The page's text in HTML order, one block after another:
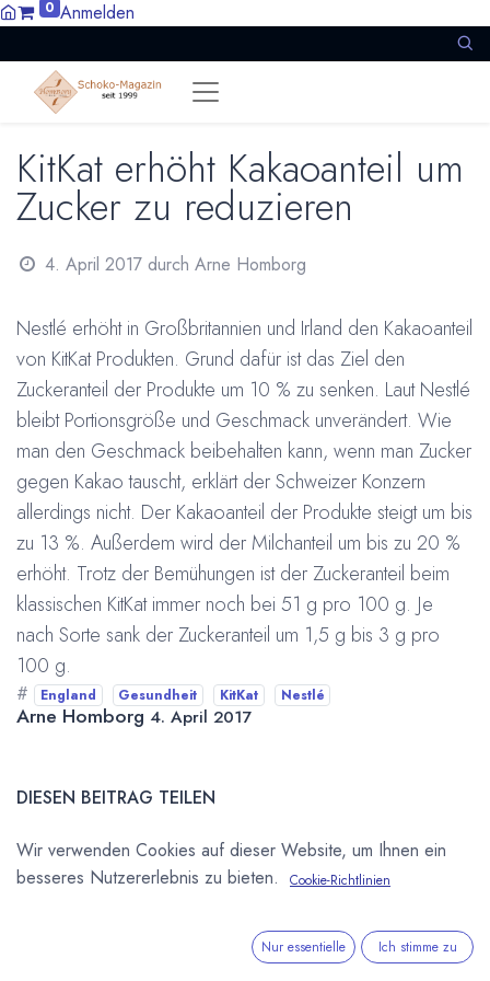
0 Anmelden
KitKat erhöht Kakaoanteil um
Zucker zu reduzieren
4. April 2017 durch Arne Homborg
Nestlé erhöht in Großbritannien und Irland den Kakaoanteil
von KitKat Produkten. Grund dafür ist das Ziel den
Zuckeranteil der Produkte um 10 % zu senken. Laut Nestlé
bleibt Portionsgröße und Geschmack unverändert. Wie
man den Geschmack beibehalten kann, wenn man Zucker
gegen Kakao tauscht, erklärt der Schweizer Konzern
allerdings nicht. Der Kakaoanteil der Produkte steigt um bis
zu 13 %. Außerdem wird der Milchanteil um bis zu 20 %
erhöht. Trotz der Bemühungen ist der Zuckeranteil beim
klassischen KitKat immer noch bei 51 g pro 100 g. Je
nach Sorte sank der Zuckeranteil um 1,5 g bis 3 g pro
100 g.
# England Gesundheit KitKat Nestlé
Arne Homborg 4. April 2017
DIESEN BEITRAG TEILEN
Wir verwenden Cookies auf dieser Website, um Ihnen ein
besseres Nutzererlebnis zu bieten.
Cookie-Richtlinien
Nur essentielle Ich stimme zu